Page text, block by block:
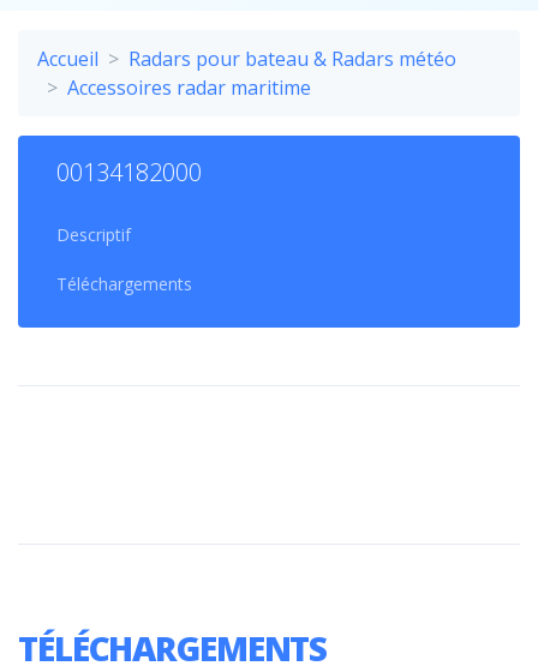
Accueil
Radars pour bateau & Radars météo
Accessoires radar maritime
00134182000
Descriptif
Téléchargements
TÉLÉCHARGEMENTS